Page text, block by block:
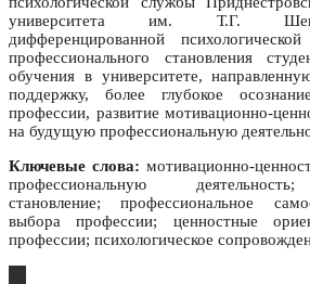
университета им. Т.Г.
дифференцированной
профессионального становления
обучения в университете,
поддержку, более глубокое
профессии, развитие мотивационно-
на будущую профессиональную
Ключевые слова: мотивационно-
профессиональную
становление; профессиональное
выбора профессии; ценностные
профессии; психологическое